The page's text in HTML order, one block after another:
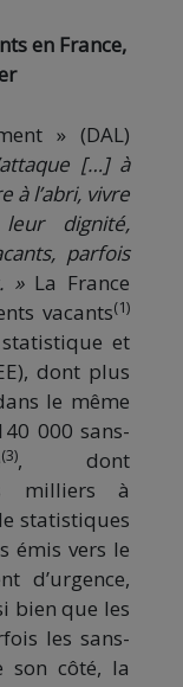
en France,
» (DAL)
[…] à
à l’abri, vivre
dignité,
parfois
»La France
vacants(1)
et
dont plus
le même
000 sans-
(3), dont
milliers à
statistiques
émis vers le
d’urgence,
bien que les
les sans-
son côté, la